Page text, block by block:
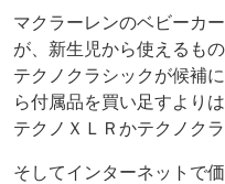
マクラーレンのベビーカ
が、新生児から使えるも
テクノクラシックが候補
ら付属品を買い足すより
テクノＸＬＲかテクノク
そしてインターネットで